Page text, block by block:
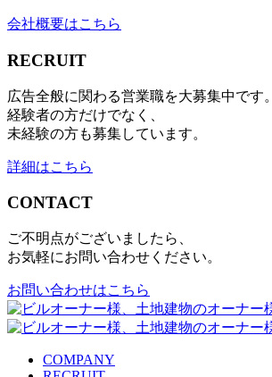
会社概要はこちら
RECRUIT
広告全般に関わる営業職を大募集中です。
経験者の方だけでなく、
未経験の方も募集しています。
詳細はこちら
CONTACT
ご不明点がございましたら、
お気軽にお問い合わせください。
お問い合わせはこちら
COMPANY